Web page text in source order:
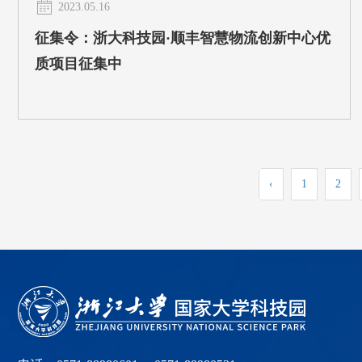
2023.05.16
征集令：浙大科技园·顺丰智慧物流创新中心优
质项目征集中
‹ 1 2